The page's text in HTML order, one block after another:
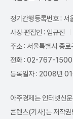
정기간행등록번호 :
사장·편집인 : 임규진
주소 : 서울특별시 종
전화 : 02-767-1500
등록일자 : 2008년
아주경제는 인터넷신
콘텐츠(기사)는 저작